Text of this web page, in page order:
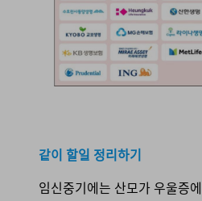
같이 할일 정리하기
임신중기에는 산모가 우울증